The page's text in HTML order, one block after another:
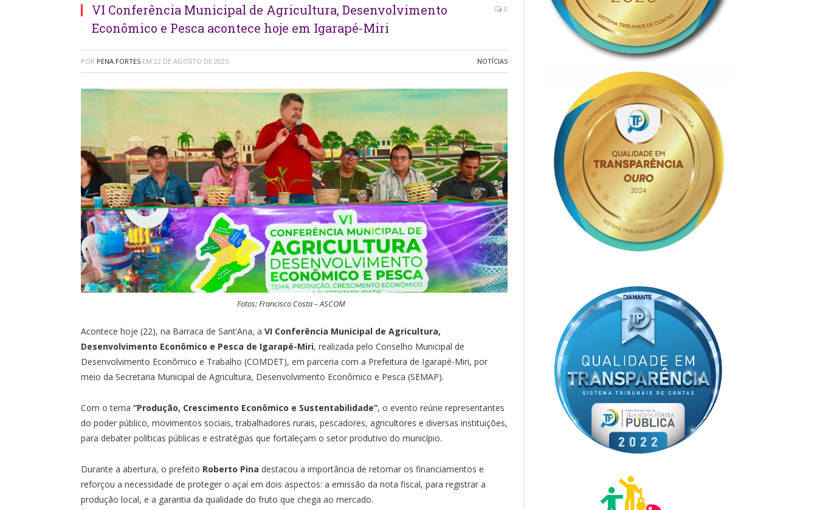
VI Conferência Municipal de Agricultura, Desenvolvimento
Econômico e Pesca acontece hoje em Igarapé-Miri
0
POR PENA.FORTES EM 22 DE AGOSTO DE 2025 NOTÍCIAS
Fotos: Francisco Costa – ASCOM
Acontece hoje (22), na Barraca de Sant’Ana, a VI Conferência Municipal de Agricultura,
Desenvolvimento Econômico e Pesca de Igarapé-Miri, realizada pelo Conselho Municipal de
Desenvolvimento Econômico e Trabalho (COMDET), em parceria com a Prefeitura de Igarapé-Miri, por
meio da Secretaria Municipal de Agricultura, Desenvolvimento Econômico e Pesca (SEMAP).
Com o tema “Produção, Crescimento Econômico e Sustentabilidade”, o evento reúne representantes
do poder público, movimentos sociais, trabalhadores rurais, pescadores, agricultores e diversas instituições,
para debater políticas públicas e estratégias que fortaleçam o setor produtivo do município.
Durante a abertura, o prefeito Roberto Pina destacou a importância de retomar os financiamentos e
reforçou a necessidade de proteger o açaí em dois aspectos: a emissão da nota fiscal, para registrar a
produção local, e a garantia da qualidade do fruto que chega ao mercado.